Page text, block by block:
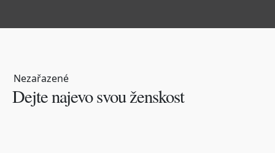
Nezařazené
Dejte najevo svou ženskost